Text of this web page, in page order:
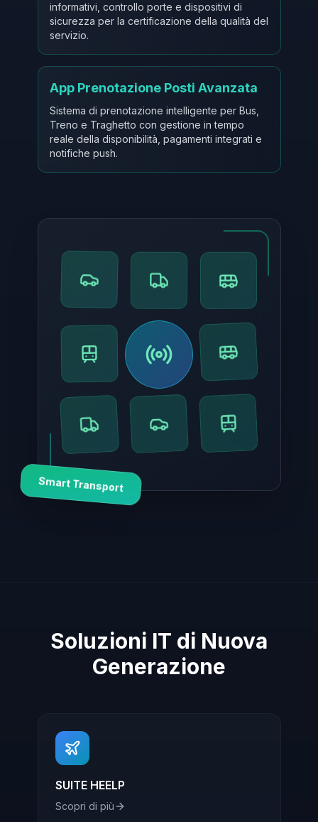
informativi, controllo porte e dispositivi di
sicurezza per la certificazione della qualità del
servizio.
App Prenotazione Posti Avanzata
Sistema di prenotazione intelligente per Bus,
Treno e Traghetto con gestione in tempo
reale della disponibilità, pagamenti integrati e
notifiche push.
Smart Transport
Soluzioni IT di Nuova
Generazione
SUITE HEELP
Scopri di più